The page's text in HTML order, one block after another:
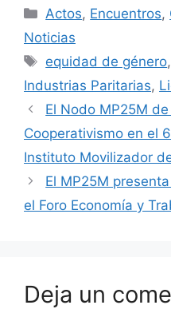
Actos, Encuentros,
Noticias
equidad de género,
Industrias Paritarias,
El Nodo MP25M
Cooperativismo en el
Instituto Movilizador
El MP25M
el Foro Economía y
Deja un